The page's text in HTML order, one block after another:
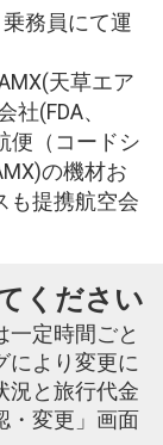
務員にて運
天草エア
(FDA、
便（コードシ
の機材お
も提携航空会
ください
一定時間ごと
により変更に
況と旅行代金
・変更」画面